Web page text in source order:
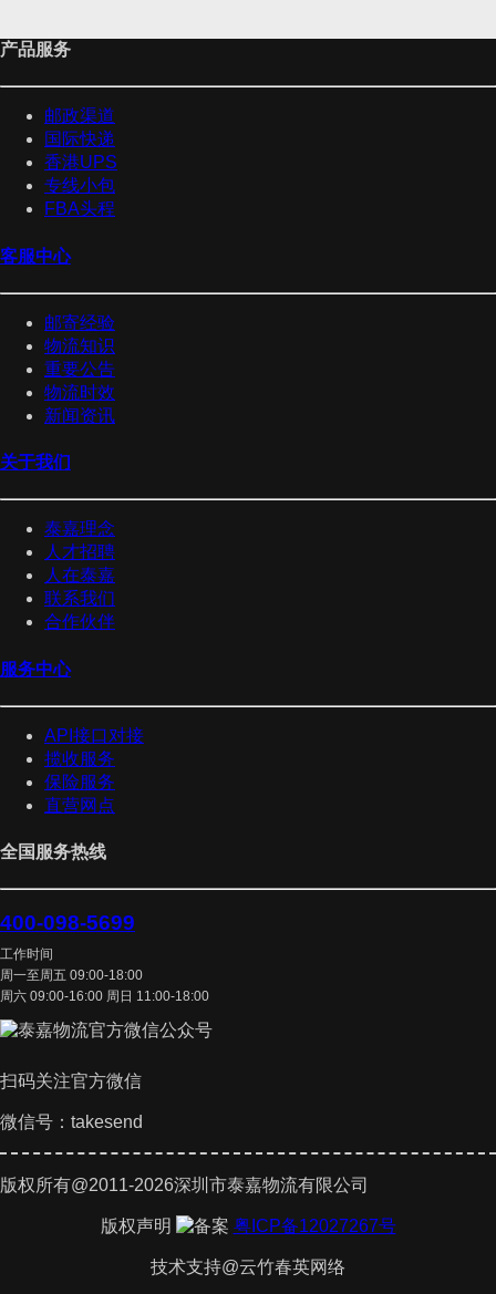
产品服务
邮政渠道
国际快递
香港UPS
专线小包
FBA头程
客服中心
邮寄经验
物流知识
重要公告
物流时效
新闻资讯
关于我们
泰嘉理念
人才招聘
人在泰嘉
联系我们
合作伙伴
服务中心
API接口对接
揽收服务
保险服务
直营网点
全国服务热线
400-098-5699
工作时间
周一至周五 09:00-18:00
周六 09:00-16:00 周日 11:00-18:00
扫码关注官方微信
微信号：takesend
版权所有@2011-2026深圳市泰嘉物流有限公司
版权声明 粤ICP备12027267号
技术支持@云竹春英网络